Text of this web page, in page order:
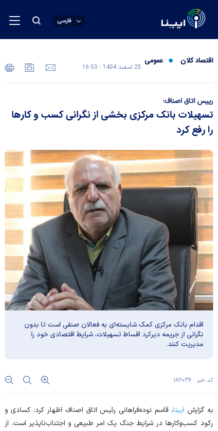
فارسی
اقتصاد کلان عمومی
25 اسفند 1404 - 16:53
رییس اتاق اصناف:
تسهیلات بانک مرکزی بخشی از نگرانی کسب و کارها
را رفع کرد
اقدام بانک مرکزی کمک شایسته‌ای به فعالان صنفی است تا بدون
نگرانی از جریمه دیرکرد اقساط تسهیلات، شرایط اقتصادی خود را
مدیریت کنند.
کد خبر : ۱۸۲۰۳۶
به گزارش ایبنا، قاسم نوده‌فراهانی رئیس اتاق اصناف اظهار کرد: کسادی و
رکود کسب‌وکار‌ها در شرایط جنگ یک امر طبیعی و اجتناب‌ناپذیر است. از